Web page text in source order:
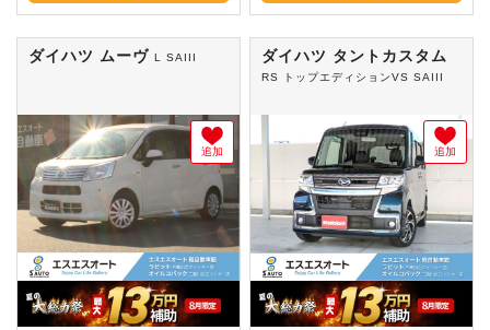
ダイハツ ムーヴ L SAIII
追加
ダイハツ タントカスタム
RS トップエディションVS SAIII
追加